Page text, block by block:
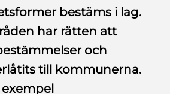
bestäms i lag.
har rätten att
och
till kommunerna.